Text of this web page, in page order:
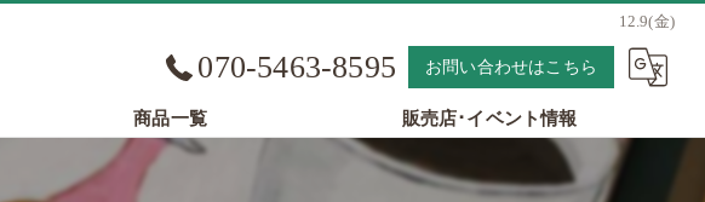
12.9(金)
070-5463-8595 お問い合わせはこちら
商品一覧 販売店･イベント情報